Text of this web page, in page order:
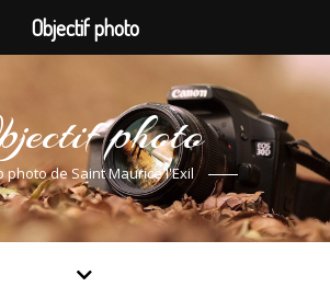
photo
photo de Saint Maurice l'Exil
Objectif photo